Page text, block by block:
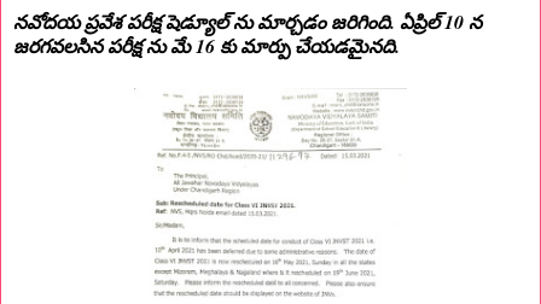
నవోదయ ప్రవేశ పరీక్ష షెడ్యూల్ ను మార్చడం జరిగింది. ఏప్రిల్ 10 న
జరగవలసిన పరీక్ష ను మే 16 కు మార్పు చేయడమైనది.